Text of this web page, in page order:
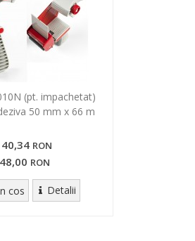
(pt. impachetat)
50 mm x 66 m
40,34 RON
48,00 RON
cos Detalii